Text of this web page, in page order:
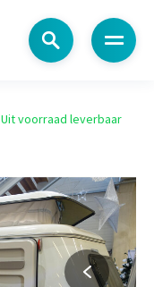
Menu
Uit voorraad leverbaar